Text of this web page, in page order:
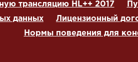
трансляцию HL++ 2017
данных
Лицензионный
Нормы поведения для